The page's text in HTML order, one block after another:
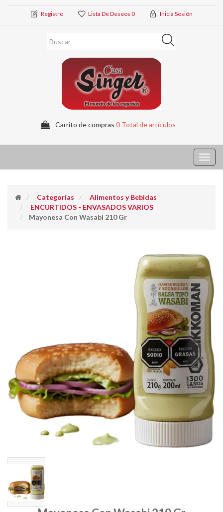
Registro Lista De Deseos 0 Inicia Sesión
Carrito de compras 0 Total de artículos
Categorías
Alimentos y Bebidas
ENCURTIDOS - ENVASADOS VARIOS
Mayonesa Con Wasabi 210 Gr